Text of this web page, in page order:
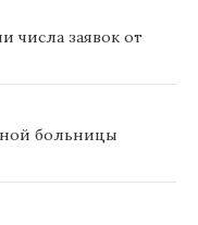
числа заявок от
больницы